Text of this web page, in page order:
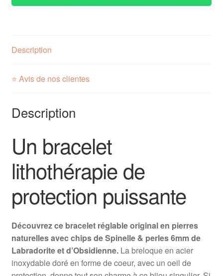
Description
⭐ Avis de nos clientes
Description
Un bracelet
lithothérapie de
protection puissante
Découvrez ce bracelet réglable original en pierres
naturelles avec chips de Spinelle & perles 6mm de
Labradorite et d’Obsidienne. La breloque en acier
inoxydable doré en forme de coeur, avec un oeil de